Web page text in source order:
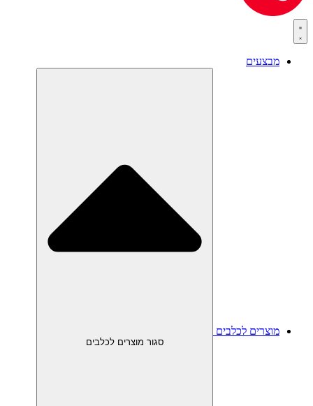
מבצעים
מוצרים לכלבים
סגור מוצרים לכלבים